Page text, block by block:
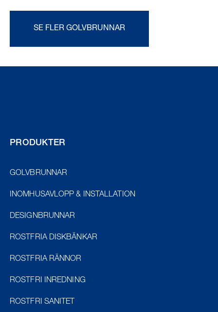
SE FLER GOLVBRUNNAR
PRODUKTER
GOLVBRUNNAR
INOMHUSAVLOPP & INSTALLATION
DESIGNBRUNNAR
ROSTFRIA DISKBÄNKAR
ROSTFRIA RÄNNOR
ROSTFRI INREDNING
ROSTFRI SANITET